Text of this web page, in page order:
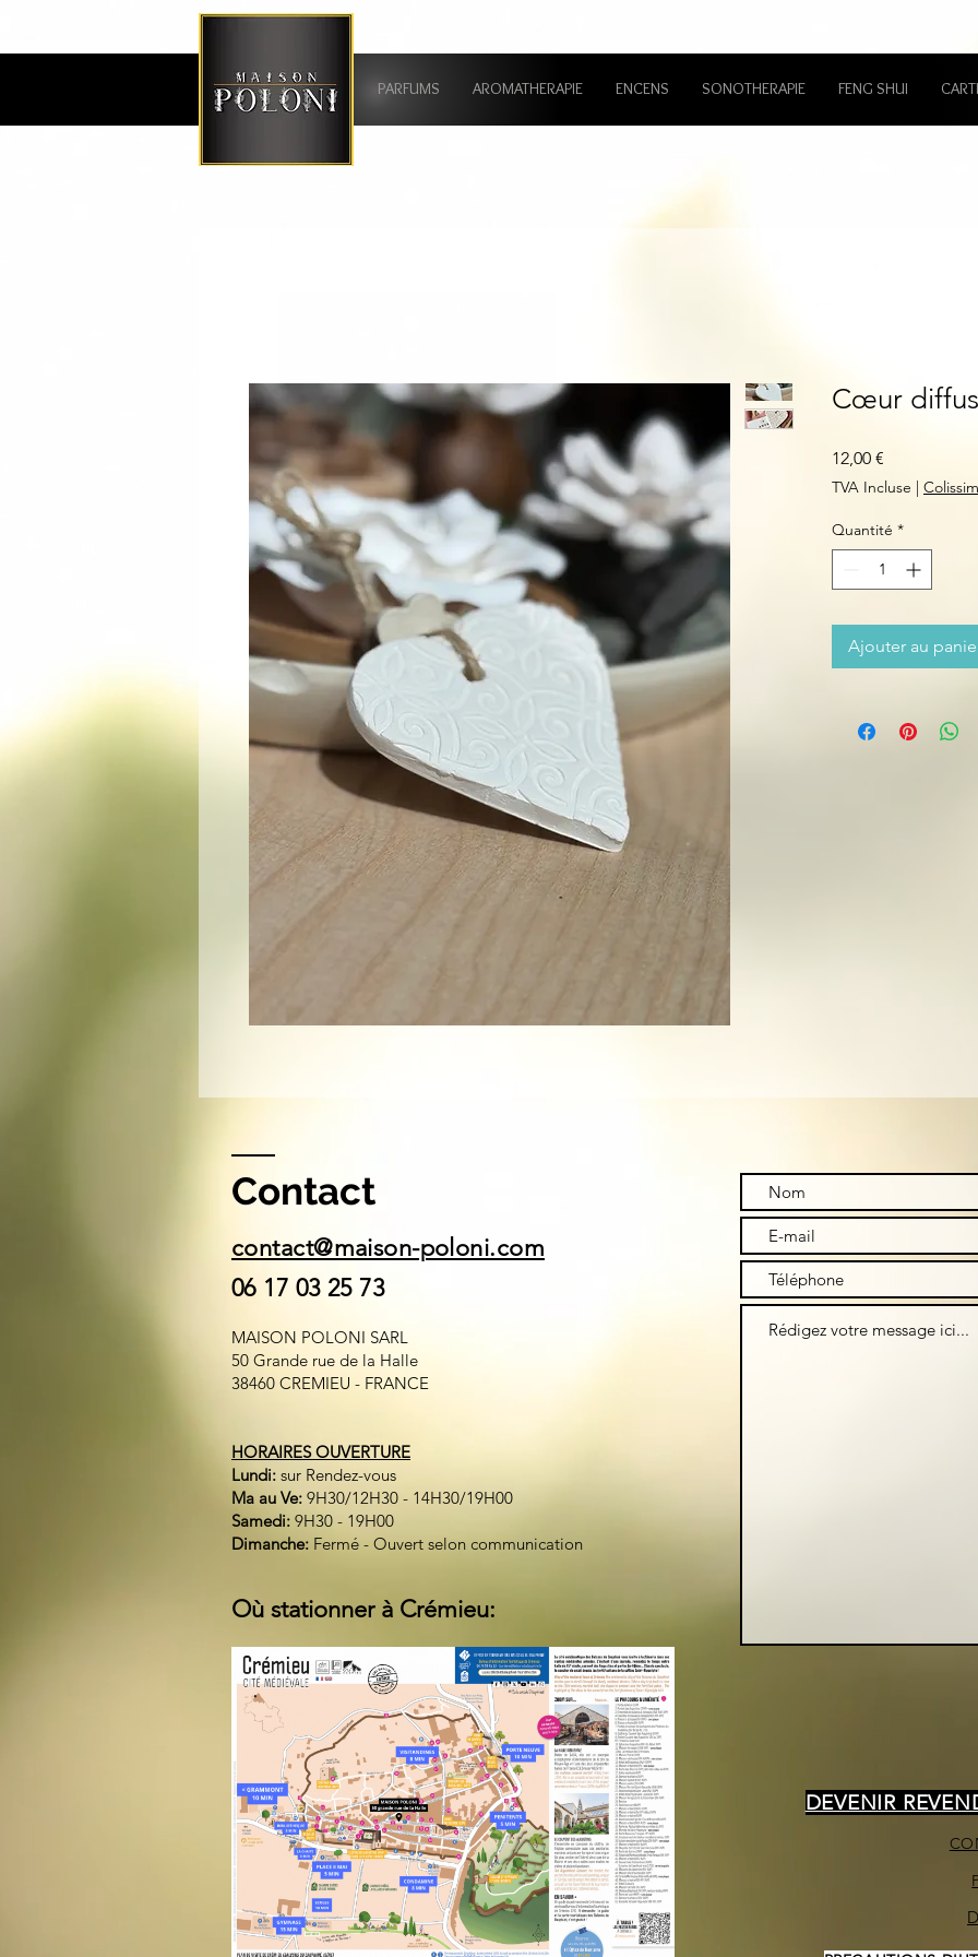
PARFUMS AROMATHERAPIE ENCENS SONOTHERAPIE FENG SHUI
Cœur
12,00 €
TVA Incluse |
Quantité *
Ajouter au
Contact
contact@maison-poloni.com
06 17 03 25 73
MAISON POLONI SARL
50 Grande rue de la Halle
38460 CREMIEU - FRANCE
HORAIRES OUVERTURE
Lundi: sur Rendez-vous
Ma au Ve: 9H30/12H30 - 14H30/19H00
Samedi: 9H30 - 19H00
Dimanche: Fermé - Ouvert selon communication
DEVENIR
Où stationner à Crémieu: